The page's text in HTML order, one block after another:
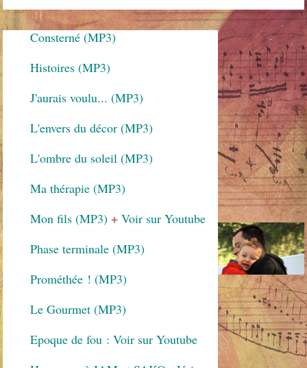
Consterné (MP3)
Histoires (MP3)
J'aurais voulu... (MP3)
L'envers du décor (MP3)
L'ombre du soleil (MP3)
Ma thérapie (MP3)
Mon fils (MP3) +Voir sur Youtube
Phase terminale (MP3)
Prométhée ! (MP3)
Le Gourmet (MP3)
Epoque de fou : Voir sur Youtube